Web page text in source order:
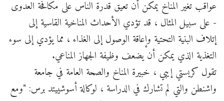
عواقب تغير المناخ يمكن أن تعيق قدرة الناس على مكافحة العدوى
- على سبيل المثال ، قد تؤدي الأحداث المناخية القاسية إلى
إتلاف البنية التحتية وإعاقة الوصول إلى الغذاء ، مما يؤدي إلى سوء
التغذية الذي يمكن أن يضعف وظيفة الجهاز المناعي.
تقول كريستي إيبي ، خبيرة المناخ والصحة العامة في جامعة
واشنطن والتي لم تشارك في الدراسة ، لوكالة أسوشييتد برس: "ومع